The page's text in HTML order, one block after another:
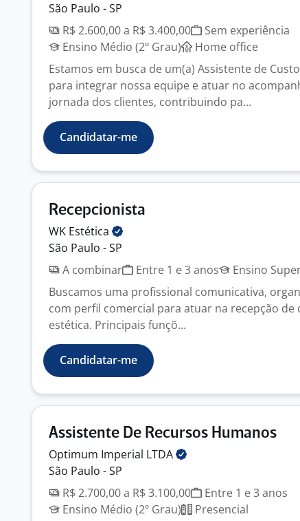
São Paulo - SP
R$ 2.600,00 a R$ 3.400,00
Sem experiência
Ensino Médio (2º Grau)
Home office
Estamos em busca de um(a) Assistente de
para integrar nossa equipe e atuar no
jornada dos clientes, contribuindo pa...
Candidatar-me
Recepcionista
WK Estética
São Paulo - SP
A combinar
Entre 1 e 3 anos Ensino
Buscamos uma profissional comunicativa,
com perfil comercial para atuar na recepção de
estética. Principais funçõ...
Candidatar-me
Assistente De Recursos Humanos
Optimum Imperial LTDA
São Paulo - SP
R$ 2.700,00 a R$ 3.100,00
Entre 1 e 3 anos
Ensino Médio (2º Grau)
Presencial